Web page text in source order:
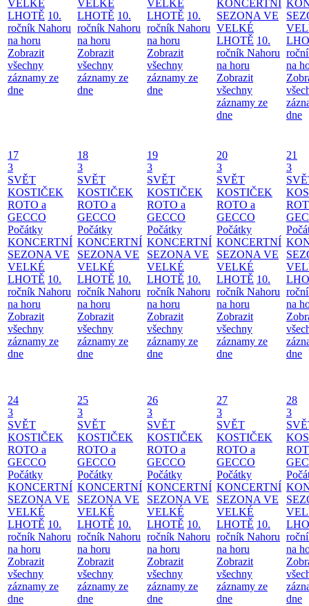
VELKÉ
LHOTĚ 10.
ročník Nahoru
na horu
Zobrazit
všechny
záznamy ze
dne
VELKÉ
LHOTĚ 10.
ročník Nahoru
na horu
Zobrazit
všechny
záznamy ze
dne
VELKÉ
LHOTĚ 10.
ročník Nahoru
na horu
Zobrazit
všechny
záznamy ze
dne
KONCERTNÍ
SEZONA VE
VELKÉ
LHOTĚ 10.
ročník Nahoru
na horu
Zobrazit
všechny
záznamy ze
dne
na
dne
17
3
SVĚT
KOSTIČEK
ROTO a
GECCO
Počátky
KONCERTNÍ
SEZONA VE
VELKÉ
LHOTĚ 10.
ročník Nahoru
na horu
Zobrazit
všechny
záznamy ze
dne
18
3
SVĚT
KOSTIČEK
ROTO a
GECCO
Počátky
KONCERTNÍ
SEZONA VE
VELKÉ
LHOTĚ 10.
ročník Nahoru
na horu
Zobrazit
všechny
záznamy ze
dne
19
3
SVĚT
KOSTIČEK
ROTO a
GECCO
Počátky
KONCERTNÍ
SEZONA VE
VELKÉ
LHOTĚ 10.
ročník Nahoru
na horu
Zobrazit
všechny
záznamy ze
dne
20
3
SVĚT
KOSTIČEK
ROTO a
GECCO
Počátky
KONCERTNÍ
SEZONA VE
VELKÉ
LHOTĚ 10.
ročník Nahoru
na horu
Zobrazit
všechny
záznamy ze
dne
21
3
na
dne
24
3
SVĚT
KOSTIČEK
ROTO a
GECCO
Počátky
KONCERTNÍ
SEZONA VE
VELKÉ
LHOTĚ 10.
ročník Nahoru
na horu
Zobrazit
všechny
záznamy ze
dne
25
3
SVĚT
KOSTIČEK
ROTO a
GECCO
Počátky
KONCERTNÍ
SEZONA VE
VELKÉ
LHOTĚ 10.
ročník Nahoru
na horu
Zobrazit
všechny
záznamy ze
dne
26
3
SVĚT
KOSTIČEK
ROTO a
GECCO
Počátky
KONCERTNÍ
SEZONA VE
VELKÉ
LHOTĚ 10.
ročník Nahoru
na horu
Zobrazit
všechny
záznamy ze
dne
27
3
SVĚT
KOSTIČEK
ROTO a
GECCO
Počátky
KONCERTNÍ
SEZONA VE
VELKÉ
LHOTĚ 10.
ročník Nahoru
na horu
Zobrazit
všechny
záznamy ze
dne
28
3
na
dne